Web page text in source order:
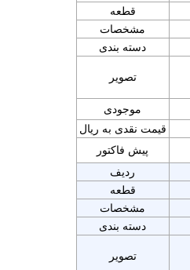
قطعه
مشخصات
دسته بندی
تصویر
موجودی
قیمت نقدی به ریال
پیش فاکتور
ردیف
قطعه
مشخصات
دسته بندی
تصویر